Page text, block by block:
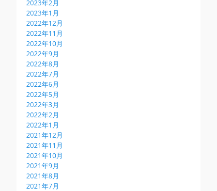
2023年2月
2023年1月
2022年12月
2022年11月
2022年10月
2022年9月
2022年8月
2022年7月
2022年6月
2022年5月
2022年3月
2022年2月
2022年1月
2021年12月
2021年11月
2021年10月
2021年9月
2021年8月
2021年7月